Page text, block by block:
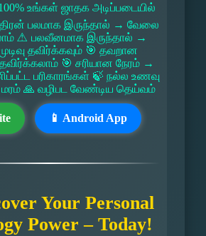
உங்கள் ஜாதக அடிப்படையில்
பலமாக இருந்தால் → வேலை
⚠ பலவீனமாக இருந்தால் →
தவிர்க்கவும் 🎯 தவறான
🎯 சரியான நேரம் →
பரிகாரங்கள் 🍃 நல்ல உணவு
மரம் 🙏 வழிபட வேண்டிய தெய்வம்
📱 Android App
Your Personal
Power – Today!